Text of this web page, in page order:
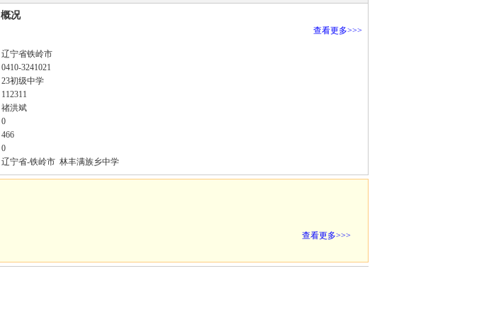
概况
查看更多>>>
辽宁省铁岭市
0410-3241021
23初级中学
112311
禇洪斌
0
466
0
辽宁省-铁岭市 林丰满族乡中学
查看更多>>>